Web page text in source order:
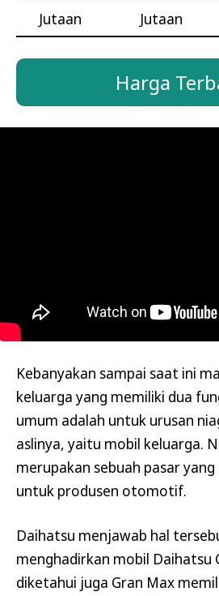
Jutaan Jutaan
Harga
Kebanyakan sampai saat ini
keluarga yang memiliki dua
umum adalah untuk urusan
aslinya, yaitu mobil keluarga.
merupakan sebuah pasar
untuk produsen otomotif.
Daihatsu menjawab hal
menghadirkan mobil Daihatsu
diketahui juga Gran Max